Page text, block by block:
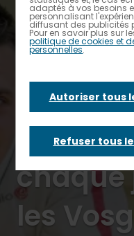
Elior
du
mieux
chaque
les
adaptés à vos besoins
personnalisant
diffusant des publicités
Pour en savoir plus sur
politique de cookies et
personnelles.
Autoriser tous
Refuser tous